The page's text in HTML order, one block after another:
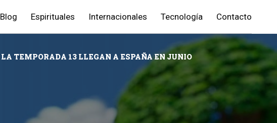
Blog Espirituales Internacionales Tecnología Contacto
TEMPORADA 13 LLEGAN A ESPAÑA EN JUNIO